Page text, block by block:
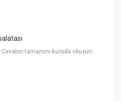
Cevabın tamamını burada okuyun: